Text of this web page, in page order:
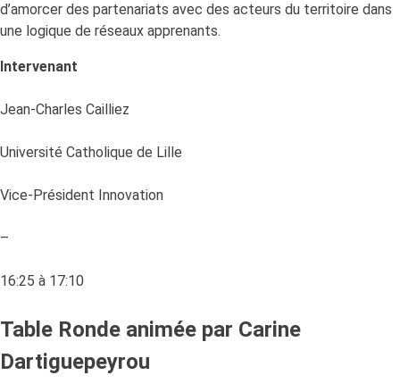
d’amorcer des partenariats avec des acteurs du territoire dans
une logique de réseaux apprenants.
Intervenant
Jean-Charles Cailliez
Université Catholique de Lille
Vice-Président Innovation
–
16:25 à 17:10
Table Ronde animée par Carine
Dartiguepeyrou